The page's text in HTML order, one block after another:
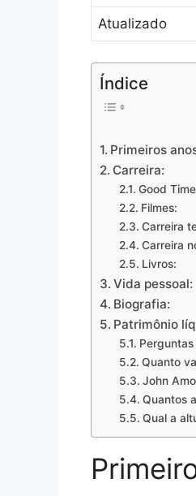
Atualizado
Índice
Primeiros
Carreira:
Good
Filmes:
Carreira
Carreira
Livros:
Vida pessoal:
Biografia:
Patrimônio
Quanto
John
Quantos
Qual a